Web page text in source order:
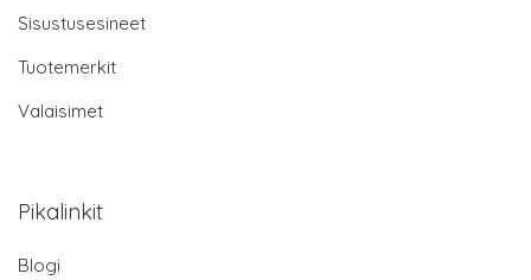
Sisustusesineet
Tuotemerkit
Valaisimet
Pikalinkit
Blogi